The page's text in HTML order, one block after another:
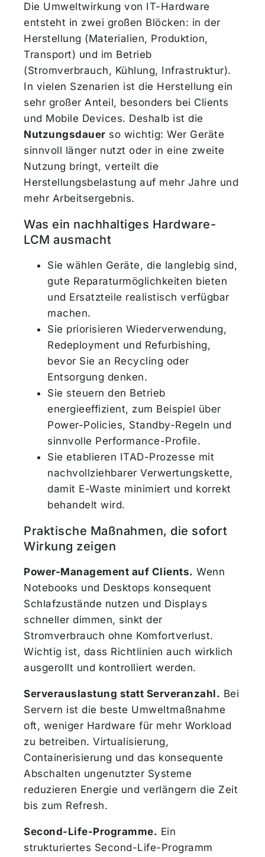
Die Umweltwirkung von IT-Hardware
entsteht in zwei großen Blöcken: in der
Herstellung (Materialien, Produktion,
Transport) und im Betrieb
(Stromverbrauch, Kühlung, Infrastruktur).
In vielen Szenarien ist die Herstellung ein
sehr großer Anteil, besonders bei Clients
und Mobile Devices. Deshalb ist die
Nutzungsdauer so wichtig: Wer Geräte
sinnvoll länger nutzt oder in eine zweite
Nutzung bringt, verteilt die
Herstellungsbelastung auf mehr Jahre und
mehr Arbeitsergebnis.
Was ein nachhaltiges Hardware-
LCM ausmacht
Sie wählen Geräte, die langlebig sind,
gute Reparaturmöglichkeiten bieten
und Ersatzteile realistisch verfügbar
machen.
Sie priorisieren Wiederverwendung,
Redeployment und Refurbishing,
bevor Sie an Recycling oder
Entsorgung denken.
Sie steuern den Betrieb
energieeffizient, zum Beispiel über
Power-Policies, Standby-Regeln und
sinnvolle Performance-Profile.
Sie etablieren ITAD-Prozesse mit
nachvollziehbarer Verwertungskette,
damit E-Waste minimiert und korrekt
behandelt wird.
Praktische Maßnahmen, die sofort
Wirkung zeigen
Power-Management auf Clients. Wenn
Notebooks und Desktops konsequent
Schlafzustände nutzen und Displays
schneller dimmen, sinkt der
Stromverbrauch ohne Komfortverlust.
Wichtig ist, dass Richtlinien auch wirklich
ausgerollt und kontrolliert werden.
Serverauslastung statt Serveranzahl. Bei
Servern ist die beste Umweltmaßnahme
oft, weniger Hardware für mehr Workload
zu betreiben. Virtualisierung,
Containerisierung und das konsequente
Abschalten ungenutzter Systeme
reduzieren Energie und verlängern die Zeit
bis zum Refresh.
Second-Life-Programme. Ein
strukturiertes Second-Life-Programm